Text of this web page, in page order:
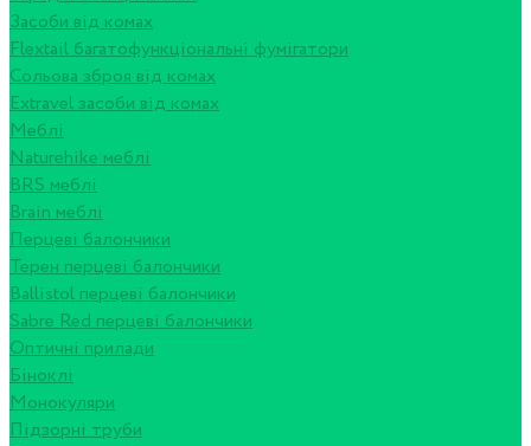
Засоби від комах
Flextail багатофункціональні фумігатори
Сольова зброя від комах
Extravel засоби від комах
Меблі
Naturehike меблі
BRS меблі
Brain меблі
Перцеві балончики
Терен перцеві балончики
Ballistol перцеві балончики
Sabre Red перцеві балончики
Оптичні прилади
Біноклі
Монокуляри
Підзорні труби